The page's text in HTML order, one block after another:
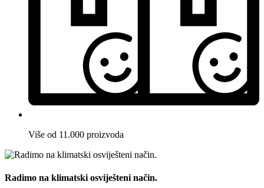
Više od 11.000 proizvoda
Radimo na klimatski osviješteni način.